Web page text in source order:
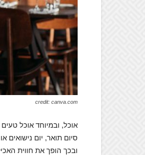
credit: canva.com
אוכל, ובמיוחד אוכל
סיום תואר, יום
ובכך הופך את חווית